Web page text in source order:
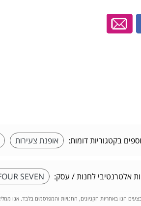
בקטגוריות דומות: אופנת צעירות
אלטרנטיבי לחנות / עסק: SEVEN
הנו באחריות הקניונים, החנויות והמפרסמים בלבד. אנו